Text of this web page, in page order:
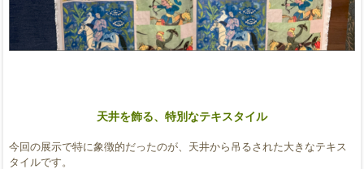
天井を飾る、特別なテキスタイル
今回の展示で特に象徴的だったのが、天井から吊るされた大きなテキス
タイルです。